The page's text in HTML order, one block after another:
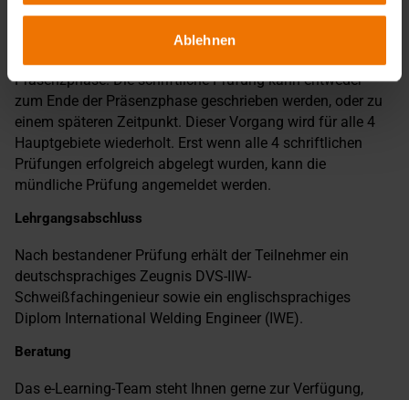
Ablehnen
wie gewohnt online gelernt werden. Fühlt man sich für ein
Hauptgebiet gut vorbereitet, dann empfiehlt sich
Präsenzphase. Die schriftliche Prüfung kann entweder
zum Ende der Präsenzphase geschrieben werden, oder zu
einem späteren Zeitpunkt. Dieser Vorgang wird für alle 4
Hauptgebiete wiederholt. Erst wenn alle 4 schriftlichen
Prüfungen erfolgreich abgelegt wurden, kann die
mündliche Prüfung angemeldet werden.
Lehrgangsabschluss
Nach bestandener Prüfung erhält der Teilnehmer ein
deutschsprachiges Zeugnis DVS-IIW-
Schweißfachingenieur sowie ein englischsprachiges
Diplom International Welding Engineer (IWE).
Beratung
Das e-Learning-Team steht Ihnen gerne zur Verfügung,